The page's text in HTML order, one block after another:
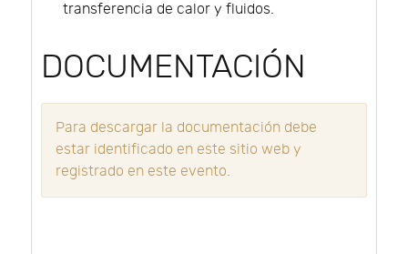
transferencia de calor y fluidos.
DOCUMENTACIÓN
Para descargar la documentación debe
estar identificado en este sitio web y
registrado en este evento.